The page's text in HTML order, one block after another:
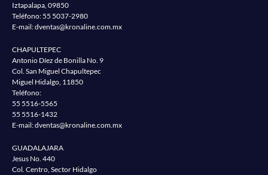
Iztapalapa, 09850
Teléfono:55 5037-2980
E-mail:dventas@kronaline.com.mx
CHAPULTEPEC
Antonio Díez de Bonilla No. 9
Col. San Miguel Chapultepec
Miguel Hidalgo, 11850
Teléfono:
55 5516-5565
55 5516-1432
E-mail:dventas@kronaline.com.mx
GUADALAJARA
Jesus No. 440
Col. Centro, Sector Hidalgo